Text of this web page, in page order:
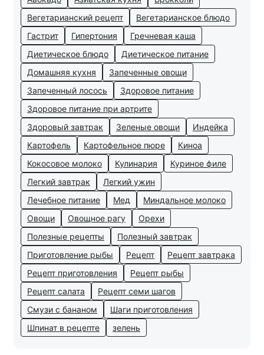
Вегетарианский рецепт
Вегетарианское блюдо
Гастрит
Гипертония
Гречневая каша
Диетическое блюдо
Диетическое питание
Домашняя кухня
Запеченные овощи
Запеченный лосось
Здоровое питание
Здоровое питание при артрите
Здоровый завтрак
Зеленые овощи
Индейка
Картофель
Картофельное пюре
Киноа
Кокосовое молоко
Кулинария
Куриное филе
Легкий завтрак
Легкий ужин
Лечебное питание
Мед
Миндальное молоко
Овощи
Овощное рагу
Орехи
Полезные рецепты
Полезный завтрак
Приготовление рыбы
Рецепт
Рецепт завтрака
Рецепт приготовления
Рецепт рыбы
Рецепт салата
Рецепт семи шагов
Смузи с бананом
Шаги приготовления
Шпинат в рецепте
зелень